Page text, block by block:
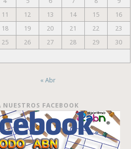
11 12 13 14 15
16
18 19 20 21 22
23
25 26 27 28 29
30
« Abr
NUESTROS FACEBOOK